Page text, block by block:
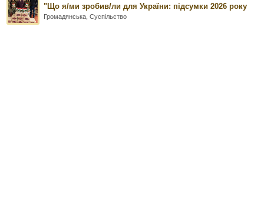
"Що я/ми зробив/ли для України: підсумки 2026 року
Громадянська ,Суспільство